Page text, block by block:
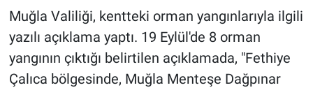
Muğla Valiliği, kentteki orman yangınlarıyla ilgili
yazılı açıklama yaptı. 19 Eylül'de 8 orman
yangının çıktığı belirtilen açıklamada, "Fethiye
Çalıca bölgesinde, Muğla Menteşe Dağpınar